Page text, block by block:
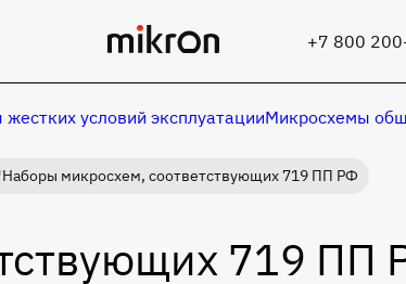
+7 800
условий эксплуатацииМикросхемы
Наборы микросхем, соответствующих 719 ПП РФ
719 ПП